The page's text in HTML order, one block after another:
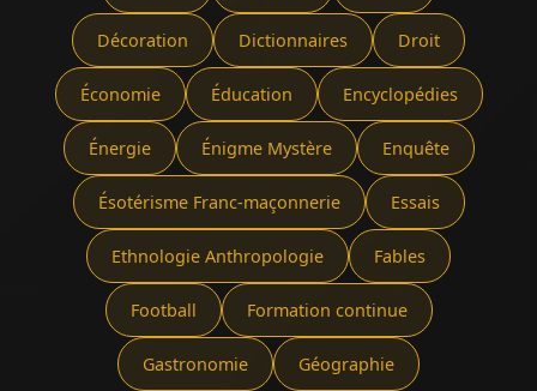
Décoration Dictionnaires Droit
Économie Éducation Encyclopédies
Énergie Énigme Mystère Enquête
Ésotérisme Franc-maçonnerie Essais
Ethnologie Anthropologie Fables
Football Formation continue
Gastronomie Géographie